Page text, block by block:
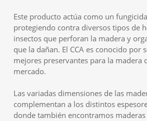
Este producto actúa como un
protegiendo contra diversos tipos de
insectos que perforan la madera y
que la dañan. El CCA es conocido por
mejores preservantes para la madera
mercado.
Las variadas dimensiones de las
complementan a los distintos
donde también encontramos